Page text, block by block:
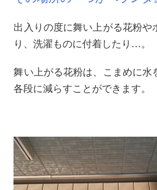
出入りの度に舞い上がる花粉や
り、洗濯ものに付着したり…。
舞い上がる花粉は、こまめに水
各段に減らすことができます。